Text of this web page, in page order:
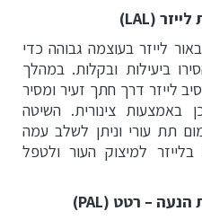
(LAL)
לייזר בעוצמה גבוהה כדי
ביעילות ובקלות. במהלך
לייזר דרך חתך זעיר ומסיר
צינורית. השיטה
תת עורי וניתן לשלב עמה
בלייזר למיצוק העור ולטפל
הנעה – רטט (PAL)